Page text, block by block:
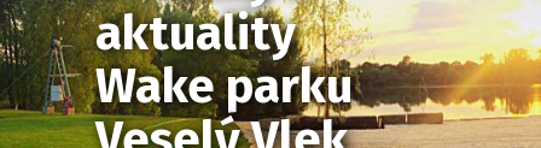
aktuality
Wake parku